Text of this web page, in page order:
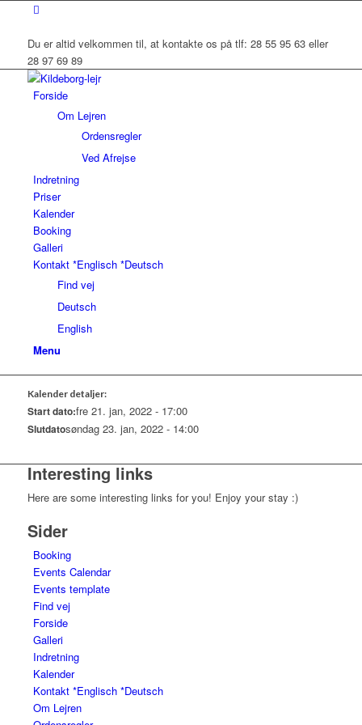
Du er altid velkommen til, at kontakte os på tlf: 28 55 95 63 eller
28 97 69 89
Forside
Om Lejren
Ordensregler
Ved Afrejse
Indretning
Priser
Kalender
Booking
Galleri
Kontakt *Englisch *Deutsch
Find vej
Deutsch
English
Menu
Kalender detaljer:
Start dato:fre 21. jan, 2022 - 17:00
Slutdatosøndag 23. jan, 2022 - 14:00
Interesting links
Here are some interesting links for you! Enjoy your stay :)
Sider
Booking
Events Calendar
Events template
Find vej
Forside
Galleri
Indretning
Kalender
Kontakt *Englisch *Deutsch
Om Lejren